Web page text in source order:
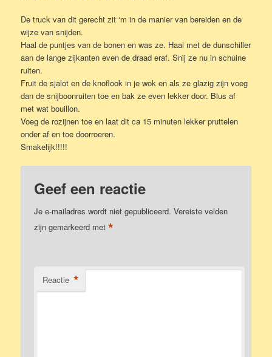
De truck van dit gerecht zit ‘m in de manier van bereiden en de
wijze van snijden.
Haal de puntjes van de bonen en was ze. Haal met de dunschiller
aan de lange zijkanten even de draad eraf. Snij ze nu in schuine
ruiten.
Fruit de sjalot en de knoflook in je wok en als ze glazig zijn voeg
dan de snijboonruiten toe en bak ze even lekker door. Blus af
met wat bouillon.
Voeg de rozijnen toe en laat dit ca 15 minuten lekker pruttelen
onder af en toe doorroeren.
Smakelijk!!!!!
Geef een reactie
Je e-mailadres wordt niet gepubliceerd. Vereiste velden
zijn gemarkeerd met*
Reactie *